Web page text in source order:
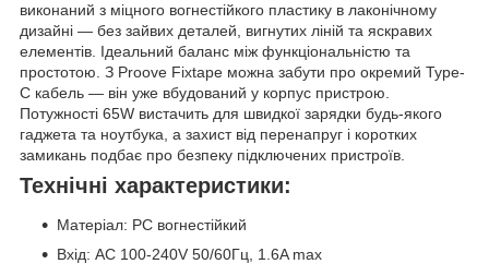
виконаний з міцного вогнестійкого пластику в лаконічному
дизайні — без зайвих деталей, вигнутих ліній та яскравих
елементів. Ідеальний баланс між функціональністю та
простотою. З Proove Fixtape можна забути про окремий Type-
C кабель — він уже вбудований у корпус пристрою.
Потужності 65W вистачить для швидкої зарядки будь-якого
гаджета та ноутбука, а захист від перенапруг і коротких
замикань подбає про безпеку підключених пристроїв.
Технічні характеристики:
Матеріал: PC вогнестійкий
Вхід: AC 100-240V 50/60Гц, 1.6A max